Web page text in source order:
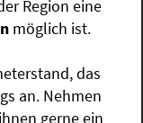
Region eine
möglich ist.
das
an. Nehmen
gerne ein